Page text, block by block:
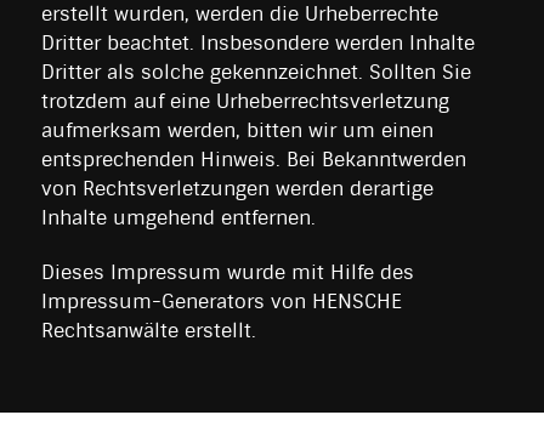
erstellt wurden, werden die Urheberrechte
Dritter beachtet. Insbesondere werden Inhalte
Dritter als solche gekennzeichnet. Sollten Sie
trotzdem auf eine Urheberrechtsverletzung
aufmerksam werden, bitten wir um einen
entsprechenden Hinweis. Bei Bekanntwerden
von Rechtsverletzungen werden derartige
Inhalte umgehend entfernen.
Dieses Impressum wurde mit Hilfe des
Impressum-Generators von HENSCHE
Rechtsanwälte erstellt.